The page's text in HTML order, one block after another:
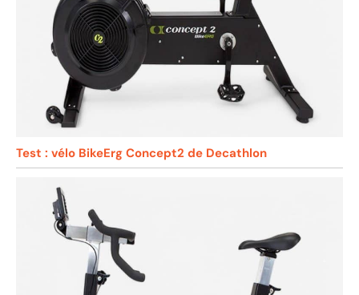
Test : vélo BikeErg Concept2 de Decathlon